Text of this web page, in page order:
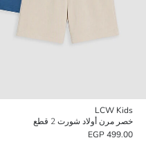
LCW Kids
خصر مرن أولاد شورت 2 قطع
499.00 EGP